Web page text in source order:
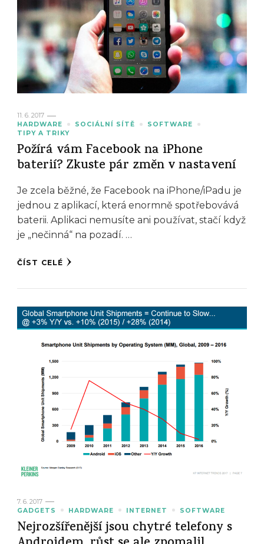
11. 6. 2017
HARDWARE
SOCIÁLNÍ SÍTĚ
SOFTWARE
TIPY A TRIKY
Požírá vám Facebook na iPhone
baterií? Zkuste pár změn v nastavení
Je zcela běžné, že Facebook na iPhone/iPadu je
jednou z aplikací, která enormně spotřebovává
baterii. Aplikaci nemusíte ani používat, stačí když
je „nečinná“ na pozadí. …
ČÍST CELÉ
7. 6. 2017
GADGETS
HARDWARE INTERNET SOFTWARE
Nejrozšířenější jsou chytré telefony s